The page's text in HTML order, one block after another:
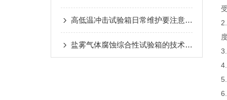
高低温冲击试验箱日常维护要注意哪些事项
盐雾气体腐蚀综合性试验箱的技术集成与应用